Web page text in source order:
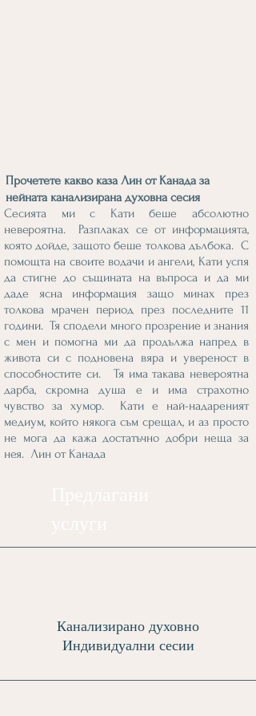
Прочетете какво каза Лин от Канада за
нейната канализирана духовна сесия
Сесията ми с Кати беше абсолютно
невероятна. Разплаках се от информацията,
която дойде, защото беше толкова дълбока. С
помощта на своите водачи и ангели, Кати успя
да стигне до същината на въпроса и да ми
даде ясна информация защо минах през
толкова мрачен период през последните 11
години. Тя сподели много прозрение и знания
с мен и помогна ми да продължа напред в
живота си с подновена вяра и увереност в
способностите си. Тя има такава невероятна
дарба, скромна душа е и има страхотно
чувство за хумор. Кати е най-надареният
медиум, който някога съм срещал, и аз просто
не мога да кажа достатъчно добри неща за
нея. Лин от Канада
Канализирано духовно
Индивидуални сесии